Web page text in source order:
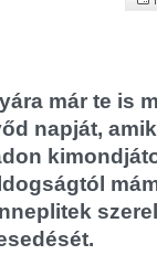
már te is
napját,